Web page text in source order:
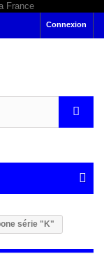
Connexion
série "K"